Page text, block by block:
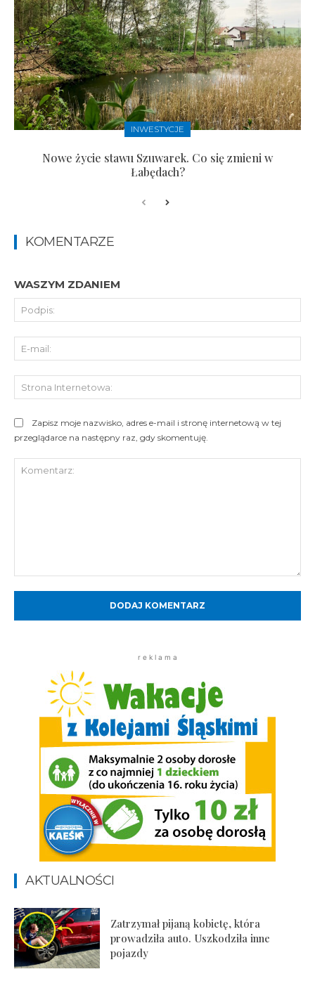
INWESTYCJE
Nowe życie stawu Szuwarek. Co się zmieni w
Łabędach?
KOMENTARZE
WASZYM ZDANIEM
Zapisz moje nazwisko, adres e-mail i stronę internetową w tej
przeglądarce na następny raz, gdy skomentuję.
r e k l a m a
AKTUALNOŚCI
Zatrzymał pijaną kobietę, która
prowadziła auto. Uszkodziła inne
pojazdy